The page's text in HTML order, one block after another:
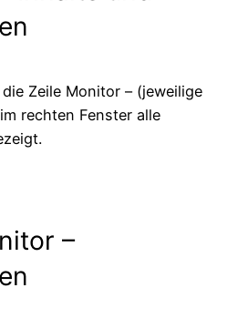
Zeile Monitor – (jeweilige
rechten Fenster alle
–